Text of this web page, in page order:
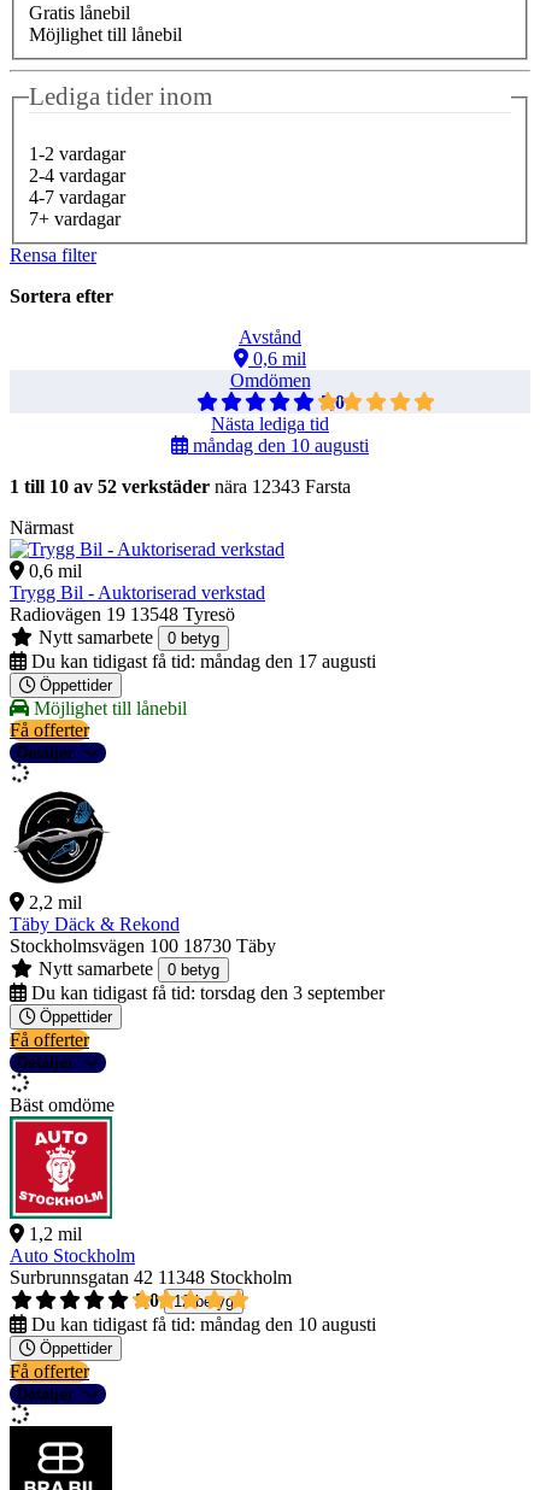
Gratis lånebil
Möjlighet till lånebil
Lediga tider inom
1-2 vardagar
2-4 vardagar
4-7 vardagar
7+ vardagar
Rensa filter
Sortera efter
Avstånd
0,6 mil
Omdömen
5,0
Nästa lediga tid
måndag den 10 augusti
1 till 10 av 52 verkstäder nära 12343 Farsta
Närmast
0,6 mil
Trygg Bil - Auktoriserad verkstad
Radiovägen 19 13548 Tyresö
Nytt samarbete
0 betyg
Du kan tidigast få tid: måndag den 17 augusti
Öppettider
Möjlighet till lånebil
Få offerter
Detaljer
2,2 mil
Täby Däck & Rekond
Stockholmsvägen 100 18730 Täby
Nytt samarbete
0 betyg
Du kan tidigast få tid: torsdag den 3 september
Öppettider
Få offerter
Detaljer
Bäst omdöme
1,2 mil
Auto Stockholm
Surbrunnsgatan 42 11348 Stockholm
5,0
12 betyg
Du kan tidigast få tid: måndag den 10 augusti
Öppettider
Få offerter
Detaljer